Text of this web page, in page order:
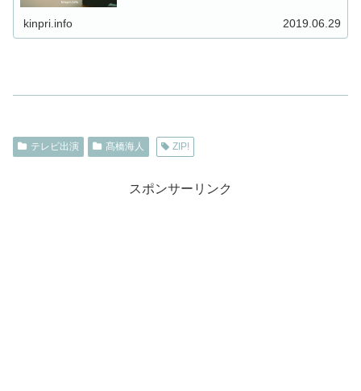
kinpri.info 2019.06.29
テレビ出演 髙橋海人 ZIP!
スポンサーリンク